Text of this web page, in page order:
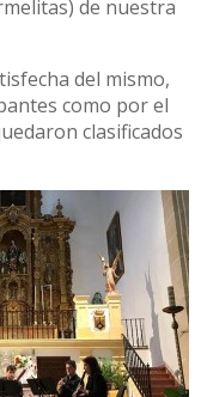
de nuestra
del mismo,
como por el
clasificados